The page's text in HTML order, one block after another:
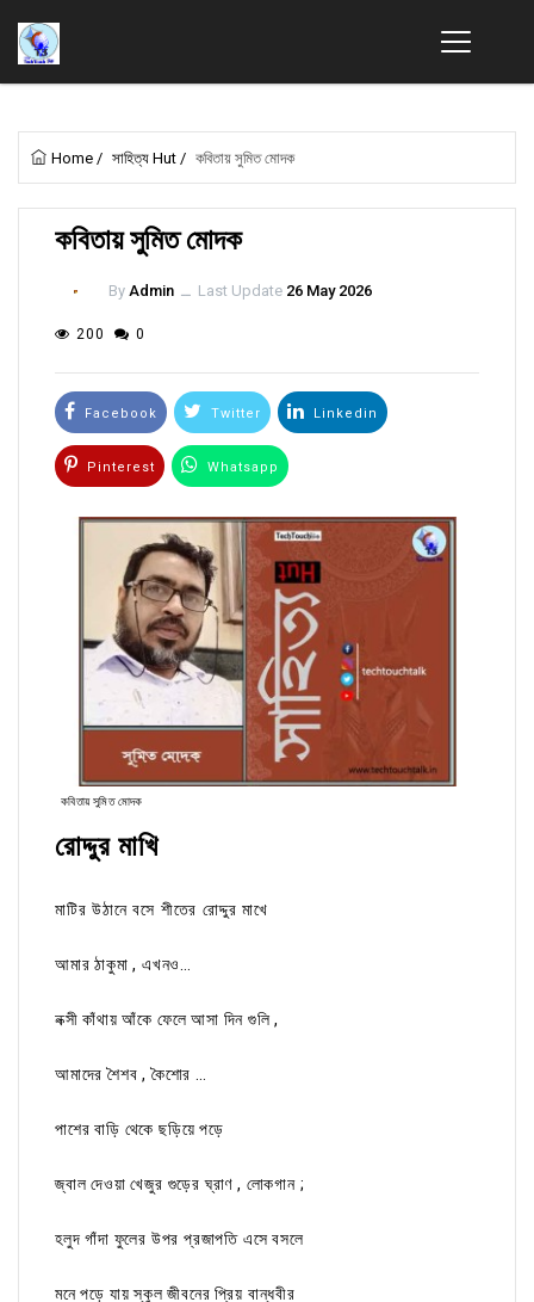
Home / সাহিত্য Hut / কবিতায় সুমিত মোদক
কবিতায় সুমিত মোদক
By Admin ــ Last Update 26 May 2026
200 0
Facebook Twitter Linkedin
Pinterest Whatsapp
কবিতায় সুমিত মোদক
রোদ্দুর মাখি
মাটির উঠানে বসে শীতের রোদ্দুর মাখে
আমার ঠাকুমা , এখনও…
নক্সী কাঁথায় আঁকে ফেলে আসা দিন গুলি ,
আমাদের শৈশব , কৈশোর …
পাশের বাড়ি থেকে ছড়িয়ে পড়ে
জ্বাল দেওয়া খেজুর গুড়ের ঘ্রাণ , লোকগান ;
হলুদ গাঁদা ফুলের উপর প্রজাপতি এসে বসলে
মনে পড়ে যায় স্কুল জীবনের প্রিয় বান্ধবীর